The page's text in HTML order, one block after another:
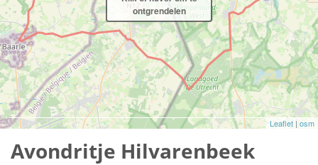
Leaflet | osm
ontgrendelen
Avondritje Hilvarenbeek